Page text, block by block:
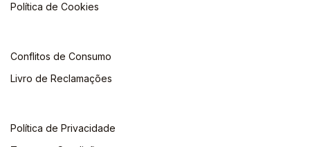
Política de Cookies
Conflitos de Consumo
Livro de Reclamações
Política de Privacidade